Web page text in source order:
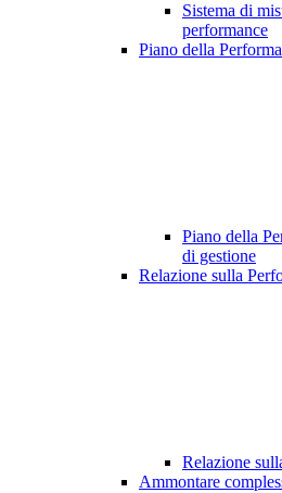
Sistema di
performance
Piano della
Piano della
di gestione
Relazione sulla
Relazione
Ammontare